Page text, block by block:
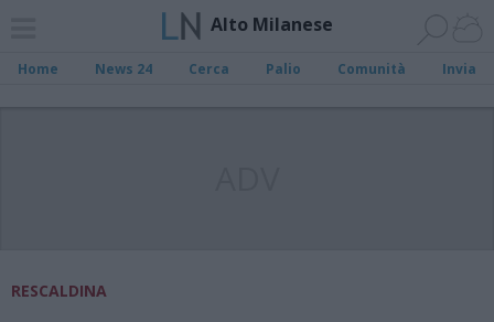
Alto Milanese
Home News 24 Cerca Palio Comunità Invia
RESCALDINA